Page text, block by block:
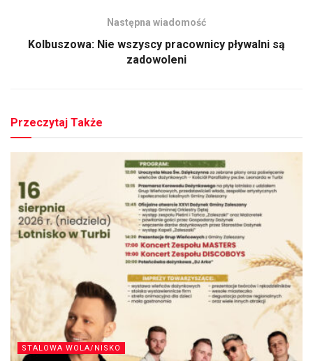
Następna wiadomość
Kolbuszowa: Nie wszyscy pracownicy pływalni są
zadowoleni
Przeczytaj Także
STALOWA WOLA/NISKO